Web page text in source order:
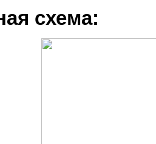
схема: